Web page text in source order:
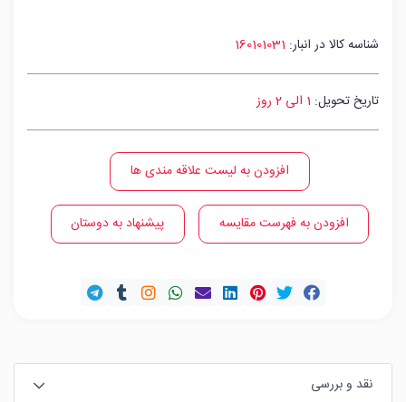
شناسه کالا در انبار: 160101031
تاریخ تحویل: 1 الی 2 روز
افزودن به لیست علاقه مندی ها
افزودن به فهرست مقایسه پیشنهاد به دوستان
نقد و بررسی